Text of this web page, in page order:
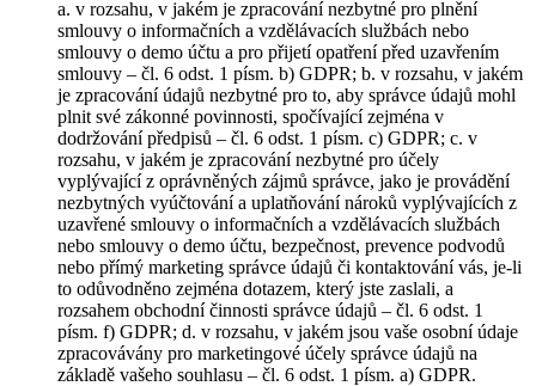
a. v rozsahu, v jakém je zpracování nezbytné pro plnění
smlouvy o informačních a vzdělávacích službách nebo
smlouvy o demo účtu a pro přijetí opatření před uzavřením
smlouvy – čl. 6 odst. 1 písm. b) GDPR; b. v rozsahu, v jakém
je zpracování údajů nezbytné pro to, aby správce údajů mohl
plnit své zákonné povinnosti, spočívající zejména v
dodržování předpisů – čl. 6 odst. 1 písm. c) GDPR; c. v
rozsahu, v jakém je zpracování nezbytné pro účely
vyplývající z oprávněných zájmů správce, jako je provádění
nezbytných vyúčtování a uplatňování nároků vyplývajících z
uzavřené smlouvy o informačních a vzdělávacích službách
nebo smlouvy o demo účtu, bezpečnost, prevence podvodů
nebo přímý marketing správce údajů či kontaktování vás, je-li
to odůvodněno zejména dotazem, který jste zaslali, a
rozsahem obchodní činnosti správce údajů – čl. 6 odst. 1
písm. f) GDPR; d. v rozsahu, v jakém jsou vaše osobní údaje
zpracovávány pro marketingové účely správce údajů na
základě vašeho souhlasu – čl. 6 odst. 1 písm. a) GDPR.